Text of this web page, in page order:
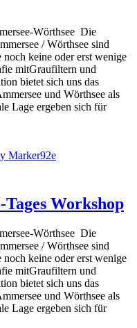
Wörthsee Die
/ Wörthsee sind
keine oder erst wenige
mitGraufiltern und
bietet sich uns das
und Wörthsee als
Lage ergeben sich für
Marker92e
Workshop
Wörthsee Die
/ Wörthsee sind
keine oder erst wenige
mitGraufiltern und
bietet sich uns das
und Wörthsee als
Lage ergeben sich für